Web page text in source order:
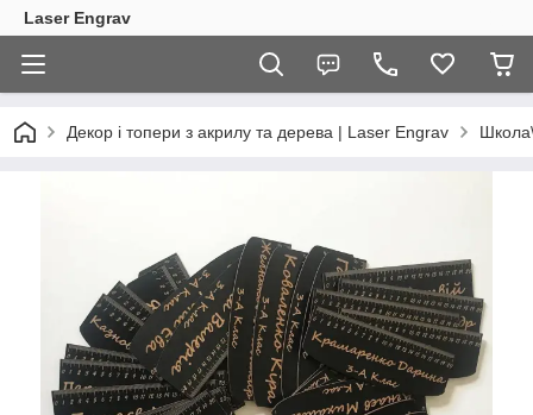
Laser Engrav
Декор і топери з акрилу та дерева | Laser Engrav